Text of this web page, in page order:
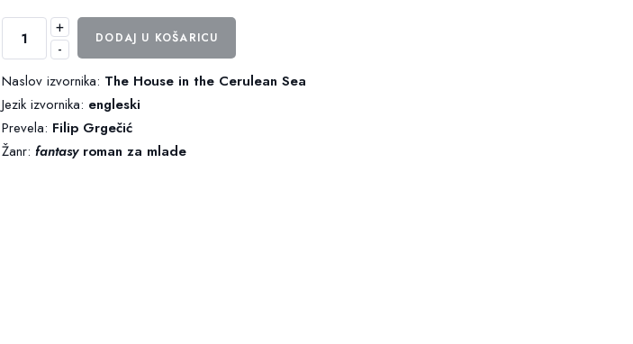
-
azurnome
moru
količina
+
DODAJ U KOŠARICU
Naslov izvornika: The House in the Cerulean Sea
Jezik izvornika: engleski
Prevela: Filip Grgečić
Žanr:fantasyroman za mlade